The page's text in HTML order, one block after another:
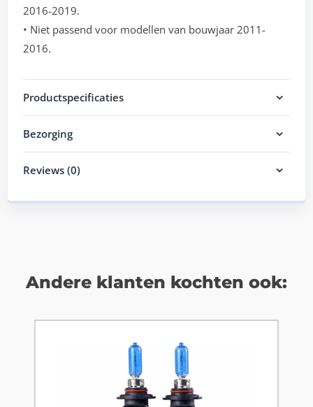
2016-2019.
• Niet passend voor modellen van bouwjaar 2011-
2016.
Productspecificaties
Bezorging
Reviews (0)
Andere klanten kochten ook: